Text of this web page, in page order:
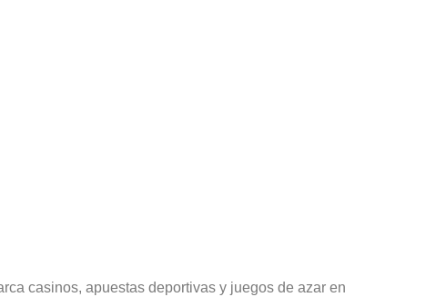
casinos, apuestas deportivas y juegos de azar en